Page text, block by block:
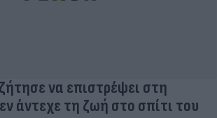
να επιστρέψει στη
άντεχε τη ζωή στο σπίτι του